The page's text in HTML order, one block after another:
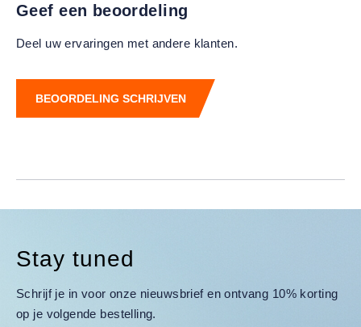
Geef een beoordeling
Deel uw ervaringen met andere klanten.
BEOORDELING SCHRIJVEN
Stay tuned
Schrijf je in voor onze nieuwsbrief en ontvang 10% korting
op je volgende bestelling.